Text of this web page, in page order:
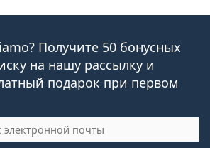
Получите 50 бонусных
на нашу рассылку и
подарок при первом